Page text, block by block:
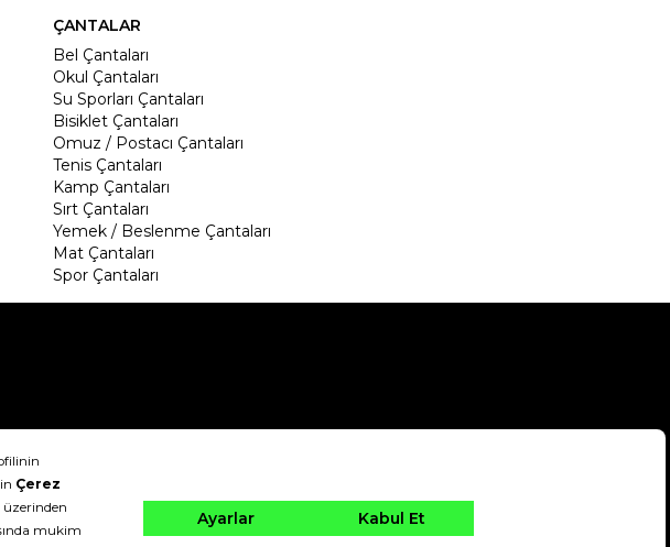
ÇANTALAR
Bel Çantaları
Okul Çantaları
Su Sporları Çantaları
Bisiklet Çantaları
Omuz / Postacı Çantaları
Tenis Çantaları
Kamp Çantaları
Sırt Çantaları
Yemek / Beslenme Çantaları
Mat Çantaları
Spor Çantaları